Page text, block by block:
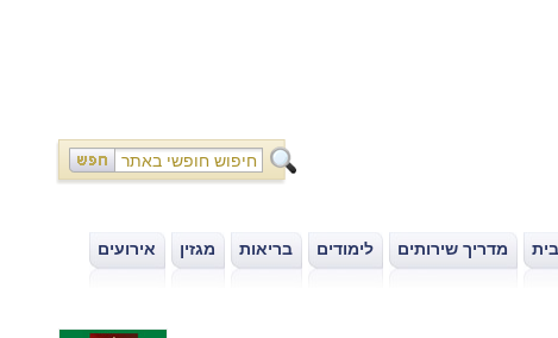
מדריך שירותים לימודים בריאות מגזין
אירועים